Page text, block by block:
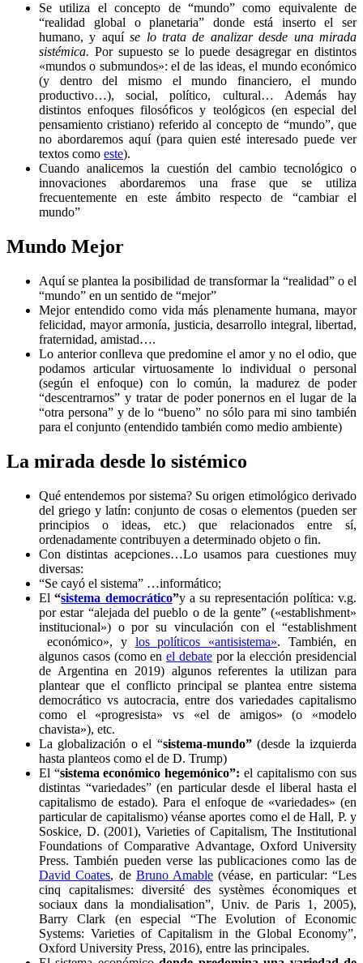
Se utiliza el concepto de “mundo” como equivalente de
“realidad global o planetaria” donde está inserto el ser
humano, y aquíse lo trata de analizar desde una mirada
sistémica. Por supuesto se lo puede desagregar en distintos
«mundos o submundos»: el de las ideas, el mundo económico
(y dentro del mismo el mundo financiero, el mundo
productivo…), social, político, cultural… Además hay
distintos enfoques filosóficos y teológicos (en especial del
pensamiento cristiano) referido al concepto de “mundo”, que
no abordaremos aquí (para quien esté interesado puede ver
textos como este).
Cuando analicemos la cuestión del cambio tecnológico o
innovaciones abordaremos una frase que se utiliza
frecuentemente en este ámbito respecto de “cambiar el
mundo”
Mundo Mejor
Aquí se plantea la posibilidad de transformar la “realidad” o el
“mundo” en un sentido de “mejor”
Mejor entendido como vida más plenamente humana, mayor
felicidad, mayor armonía, justicia, desarrollo integral, libertad,
fraternidad, amistad….
Lo anterior conlleva que predomine el amor y no el odio, que
podamos articular virtuosamente lo individual o personal
(según el enfoque) con lo común, la madurez de poder
“descentrarnos” y tratar de poder ponernos en el lugar de la
“otra persona” y de lo “bueno” no sólo para mi sino también
para el conjunto (entendido también como medio ambiente)
La mirada desde lo sistémico
Qué entendemos por sistema? Su origen etimológico derivado
del griego y latín: conjunto de cosas o elementos (pueden ser
principios o ideas, etc.) que relacionados entre sí,
ordenadamente contribuyen a determinado objeto o fin.
Con distintas acepciones…Lo usamos para cuestiones muy
diversas:
“Se cayó el sistema” …informático;
El“sistema democrático”y a su representación política: v.g.
por estar “alejada del pueblo o de la gente” («establishment»
institucional») o por su vinculación con el “establishment
económico», y los políticos «antisistema». También, en
algunos casos (como enel debatepor la elección presidencial
de Argentina en 2019) algunos referentes la utilizan para
plantear que el conflicto principal se plantea entre sistema
democrático vs autocracia, entre dos variedades capitalismo
como el «progresista» vs «el de amigos» (o «modelo
chavista»), etc.
La globalización o el “sistema-mundo”(desde la izquierda
hasta planteos como el de D. Trump)
El “sistema económico hegemónico”: el capitalismo con sus
distintas “variedades” (en particular desde el liberal hasta el
capitalismo de estado). Para el enfoque de «variedades» (en
particular de capitalismo) véanse aportes como el de Hall, P. y
Soskice, D. (2001), Varieties of Capitalism, The Institutional
Foundations of Comparative Advantage, Oxford University
Press. También pueden verse las publicaciones como las de
David Coates, de Bruno Amable (véase, en particular: “Les
cinq capitalismes: diversité des systèmes économiques et
sociaux dans la mondialisation”, Univ. de Paris 1, 2005),
Barry Clark (en especial “The Evolution of Economic
Systems: Varieties of Capitalism in the Global Economy”,
Oxford University Press, 2016), entre las principales.